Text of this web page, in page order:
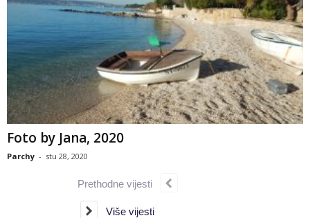
Foto by Jana, 2020
Parchy - stu 28, 2020
Prethodne vijesti
Više vijesti